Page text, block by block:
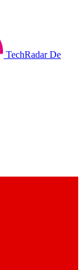
TechRadar De